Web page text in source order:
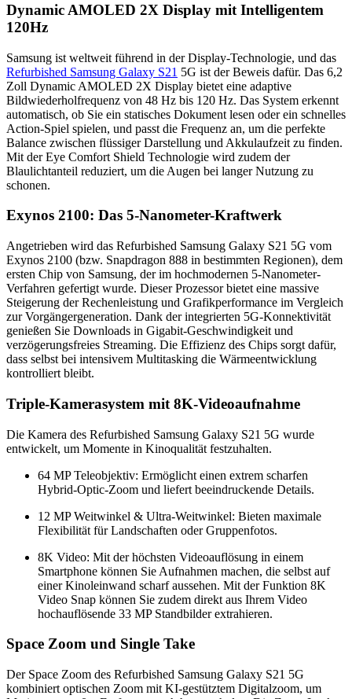
Dynamic AMOLED 2X Display mit Intelligentem
120Hz
Samsung ist weltweit führend in der Display-Technologie, und das
Refurbished Samsung Galaxy S21 5G ist der Beweis dafür. Das 6,2
Zoll Dynamic AMOLED 2X Display bietet eine adaptive
Bildwiederholfrequenz von 48 Hz bis 120 Hz. Das System erkennt
automatisch, ob Sie ein statisches Dokument lesen oder ein schnelles
Action-Spiel spielen, und passt die Frequenz an, um die perfekte
Balance zwischen flüssiger Darstellung und Akkulaufzeit zu finden.
Mit derEye Comfort Shield Technologie wird zudem der
Blaulichtanteil reduziert, um die Augen bei langer Nutzung zu
schonen.
Exynos 2100: Das 5-Nanometer-Kraftwerk
Angetrieben wird das Refurbished Samsung Galaxy S21 5G vom
Exynos 2100 (bzw. Snapdragon 888 in bestimmten Regionen), dem
ersten Chip von Samsung, der im hochmodernen 5-Nanometer-
Verfahren gefertigt wurde. Dieser Prozessor bietet eine massive
Steigerung der Rechenleistung und Grafikperformance im Vergleich
zur Vorgängergeneration. Dank der integrierten 5G-Konnektivität
genießen Sie Downloads in Gigabit-Geschwindigkeit und
verzögerungsfreies Streaming. Die Effizienz des Chips sorgt dafür,
dass selbst bei intensivem Multitasking die Wärmeentwicklung
kontrolliert bleibt.
Triple-Kamerasystem mit 8K-Videoaufnahme
Die Kamera des Refurbished Samsung Galaxy S21 5G wurde
entwickelt, um Momente in Kinoqualität festzuhalten.
64 MP Teleobjektiv: Ermöglicht einen extrem scharfen
Hybrid-Optic-Zoom und liefert beeindruckende Details.
12 MP Weitwinkel & Ultra-Weitwinkel: Bieten maximale
Flexibilität für Landschaften oder Gruppenfotos.
8K Video: Mit der höchsten Videoauflösung in einem
Smartphone können Sie Aufnahmen machen, die selbst auf
einer Kinoleinwand scharf aussehen. Mit der Funktion 8K
Video Snap können Sie zudem direkt aus Ihrem Video
hochauflösende 33 MP Standbilder extrahieren.
Space Zoom und Single Take
Der Space Zoom des Refurbished Samsung Galaxy S21 5G
kombiniert optischen Zoom mit KI-gestütztem Digitalzoom, um